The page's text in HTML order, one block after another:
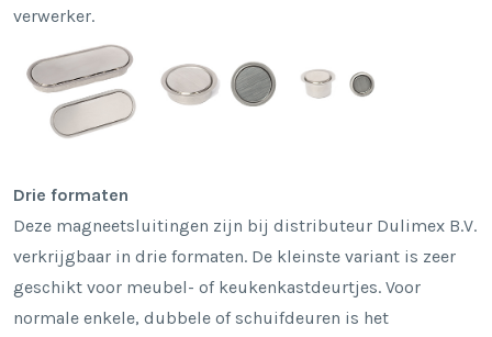
verwerker.
Drie formaten
Deze magneetsluitingen zijn bij distributeur Dulimex B.V.
verkrijgbaar in drie formaten. De kleinste variant is zeer
geschikt voor meubel- of keukenkastdeurtjes. Voor
normale enkele, dubbele of schuifdeuren is het